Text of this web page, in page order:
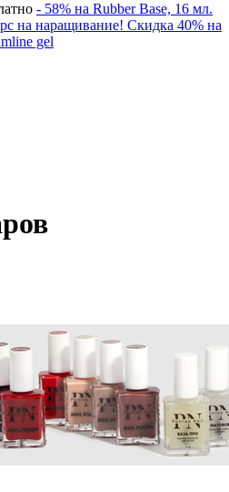
- 58% на Rubber Base, 16 мл.
на наращивание! Скидка 40% на
gel